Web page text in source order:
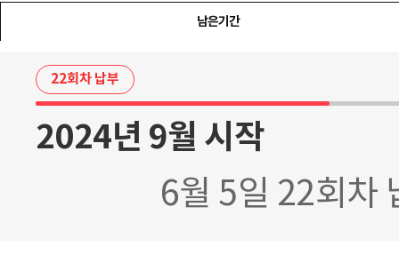
남은기간
22회차 납부
2024년 9월 시작
6월 5일 22회